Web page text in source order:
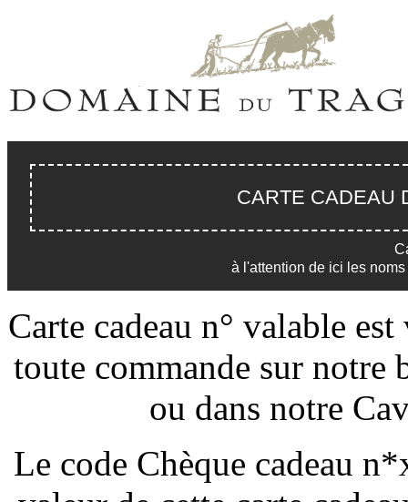
CARTE CADEAU
à l'attention de ici les
Carte cadeau n° valable
toute commande sur
ou dans notre
Le code Chèque cadeau